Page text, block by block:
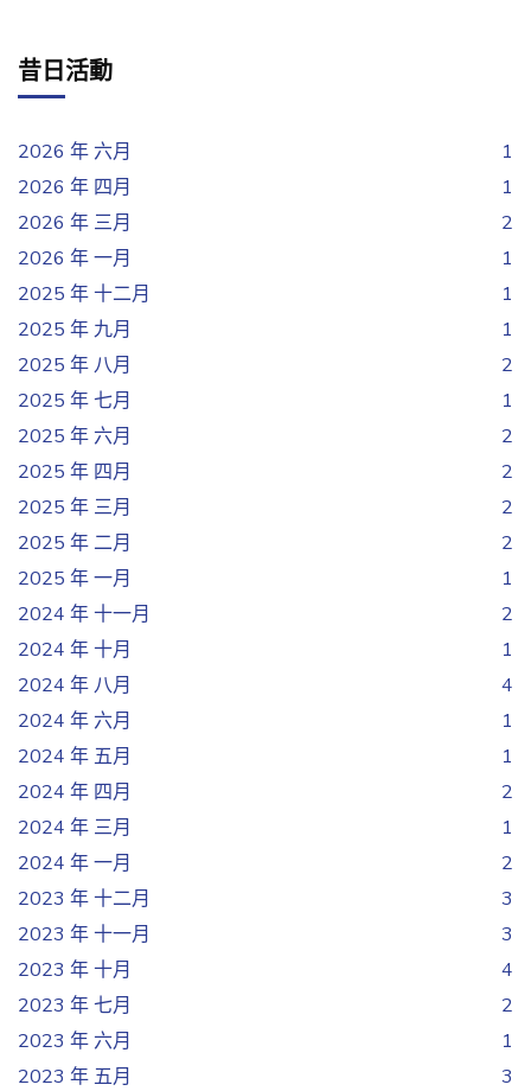
昔日活動
2026 年 六月
1
2026 年 四月
1
2026 年 三月
2
2026 年 一月
1
2025 年 十二月
1
2025 年 九月
1
2025 年 八月
2
2025 年 七月
1
2025 年 六月
2
2025 年 四月
2
2025 年 三月
2
2025 年 二月
2
2025 年 一月
1
2024 年 十一月
2
2024 年 十月
1
2024 年 八月
4
2024 年 六月
1
2024 年 五月
1
2024 年 四月
2
2024 年 三月
1
2024 年 一月
2
2023 年 十二月
3
2023 年 十一月
3
2023 年 十月
4
2023 年 七月
2
2023 年 六月
1
2023 年 五月
3